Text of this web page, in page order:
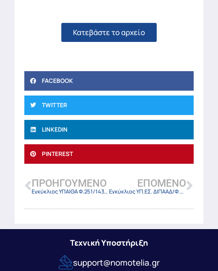
Κατεβάστε το αρχείο
FACEBOOK
TWITTER
LINKEDIN
PINTEREST
ΠΡΟΗΓΟΎΜΕΝΟ
Εγκύκλιος ΥΠΑΙΘΑ Φ.251/143108/Α5/28-11-24
ΕΠΌΜΕΝΟ
Εγκύκλιος ΥΠ.ΕΣ. ΔΙΠΑΑΔ/Φ.81/1125/οικ.20198/28-11-24
Τεχνική Υποστήριξη
support@nomotelia.gr